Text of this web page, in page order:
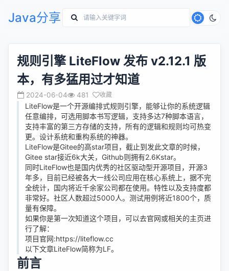
Java分享
规则引擎 LiteFlow 发布 v2.12.1 版
本，有多猛用过才知道
2024-06-04 481 收藏
LiteFlow是一个开源编排式规则引擎，能够让你的系统逻辑
任意编排，可选用脚本书写逻辑，支持多达7种脚本语言，
支持丰富的第三方存储的支持，所有的逻辑和规则均可热变
更。设计系统和重构系统的神器。
LiteFlow是Gitee的高star项目，截止到发此文章的时候，
Gitee star接近6k大关，Github则拥有2.6Kstar。
同时LiteFlow也是国内优秀的社区驱动型开源项目，开源3
年多，目前已经被各大一线公司应用在核心系统上，据不完
全统计，国内将近千余家公司都在使用。特性以及支持度都
非常好。社区人数超过5000人。测试用例将近1800个，质
量有保障。
如果你是第一次知道这个项目，可以去官网或相关的主页进
行了解：
项目官网:https://liteflow.cc
以下文章LiteFlow简称为LF。
前言